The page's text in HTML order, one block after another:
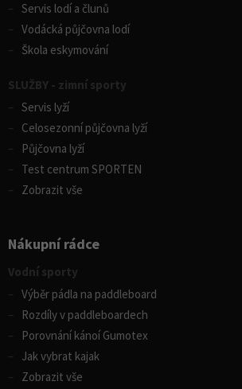
Servis lodí a člunů
Vodácká půjčovna lodí
Škola eskymování
SLUŽBY - zimní sporty
Servis lyží
Celosezonní půjčovna lyží
Půjčovna lyží
Test centrum SPORTEN
Zobrazit vše
Nákupní rádce
Vodní sporty
Výběr pádla na paddleboard
Rozdíly v paddleboardech
Porovnání kánoí Gumotex
Jak vybrat kajak
Zobrazit vše